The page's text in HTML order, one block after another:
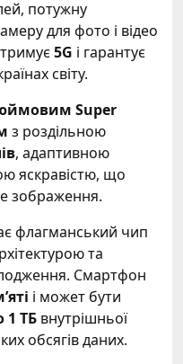
потужну
для фото і відео
5G і гарантує
світу.
Super
з роздільною
, адаптивною
яскравістю, що
зображення.
флагманський чип
та
Смартфон
і может бути
1 ТБ внутрішньої
обсягів даних.